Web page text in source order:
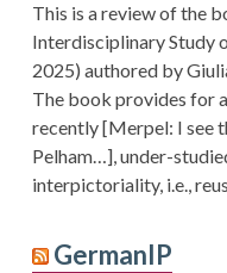
This is a review of the
Interdisciplinary Study
2025) authored by
The book provides for
recently [Merpel: I see
Pelham…], under-
interpictoriality, i.e.,
GermanIP